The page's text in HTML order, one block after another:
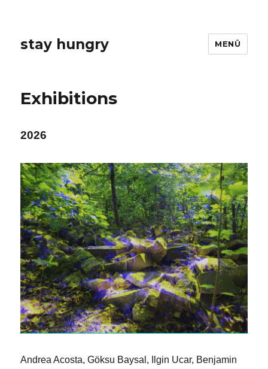
stay hungry MENÜ
Exhibitions
2026
Andrea Acosta, Göksu Baysal, Ilgin Ucar, Benjamin